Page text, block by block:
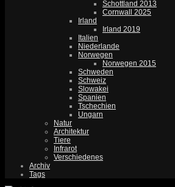
Schottland 2013
Cornwall 2025
Irland
Irland 2019
Italien
Niederlande
Norwegen
Norwegen 2015
Schweden
Schweiz
Slowakei
Spanien
Tschechien
Ungarn
Natur
Architektur
Tiere
Infrarot
Verschiedenes
Archiv
Tags